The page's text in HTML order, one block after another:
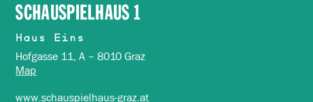
SCHAUSPIELHAUS 1
Haus Eins
Hofgasse 11, A – 8010 Graz
Map
www.schauspielhaus-graz.at